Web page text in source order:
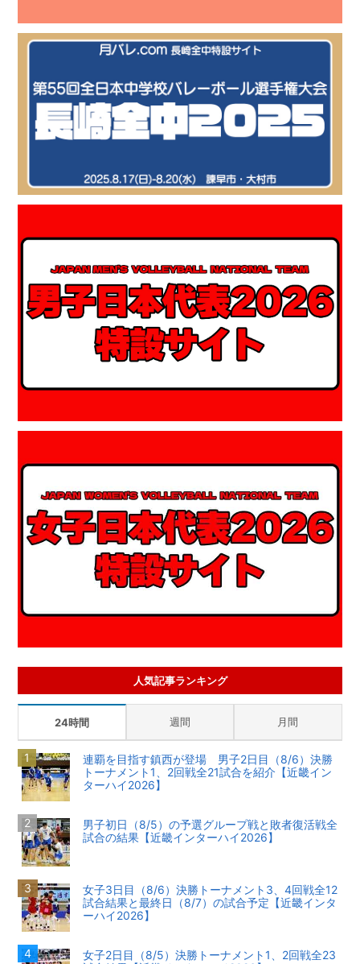
人気記事ランキング
24時間 週間 月間
連覇を目指す鎮西が登場 男子2日目（8/6）決勝
トーナメント1、2回戦全21試合を紹介【近畿イン
ターハイ2026】
男子初日（8/5）の予選グループ戦と敗者復活戦全
試合の結果【近畿インターハイ2026】
女子3日目（8/6）決勝トーナメント3、4回戦全12
試合結果と最終日（8/7）の試合予定【近畿インタ
ーハイ2026】
女子2日目（8/5）決勝トーナメント1、2回戦全23